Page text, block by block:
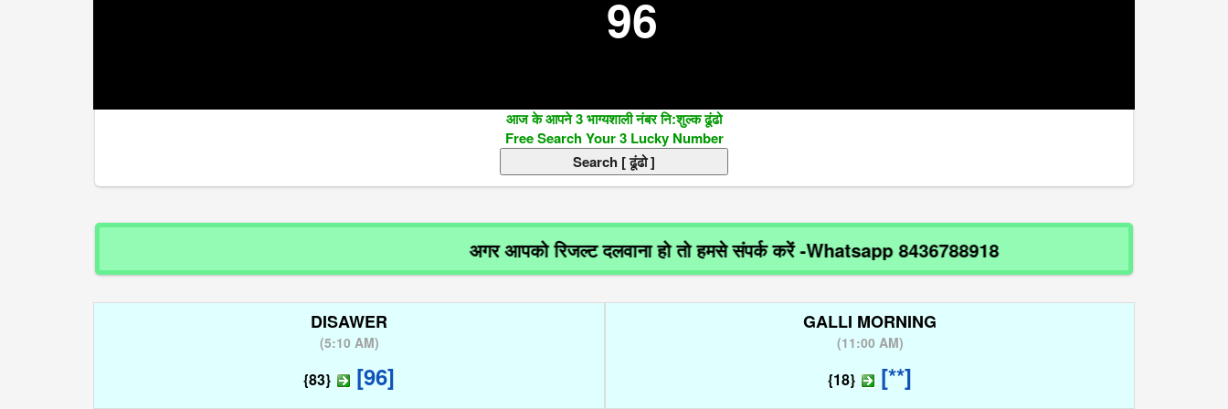
96
आज के आपने 3 भाग्यशाली नंबर नि:शुल्क ढूंढो
Free Search Your 3 Lucky Number
अगर आपको रिजल्ट दलवाना हो तो हमसे संपर्क करें -Whatsapp 8436788918
DISAWER
(5:10 AM)
{83} [96]
GALLI MORNING
(11:00 AM)
{18} [**]